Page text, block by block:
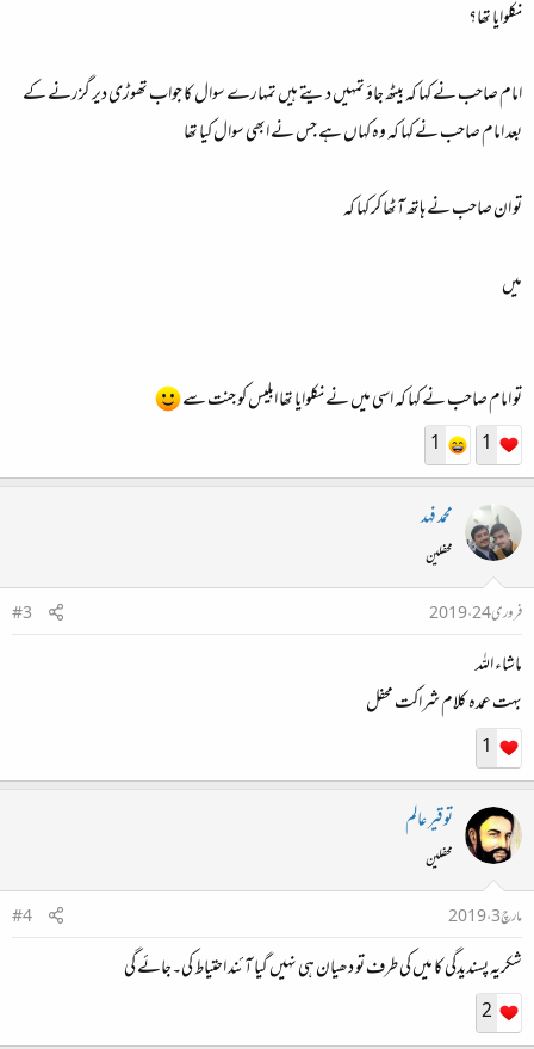
نکلوایا تھا؟
امام صاحب نے کہا کہ بیٹھ جاؤ تمہیں دیتے ہیں تمہارے سوال کا جواب تھوڑی دیر گزرنے کے
بعد امام صاحب نے کہا کہ وہ کہاں ہے جس نے ابھی سوال کیا تھا
تو ان صاحب نے ہاتھ آٹھا کر کہا کہ
میں
تو امام صاحب نے کہا کہ اسی میں نے نکلوایا تھا ابلیس کو جنت سے
1
1
محمد فہد
محفلین
فروری 24، 2019
#3
ماشاء اللہ
بہت عمدہ کلام شراکت محفل
1
توقیر عالم
محفلین
مارچ 3، 2019
#4
شکریہ پسندیدگی کا میں کی طرف تو دھیان ہی نہیں گیا آئند احتیاط کی۔جائے گی
2